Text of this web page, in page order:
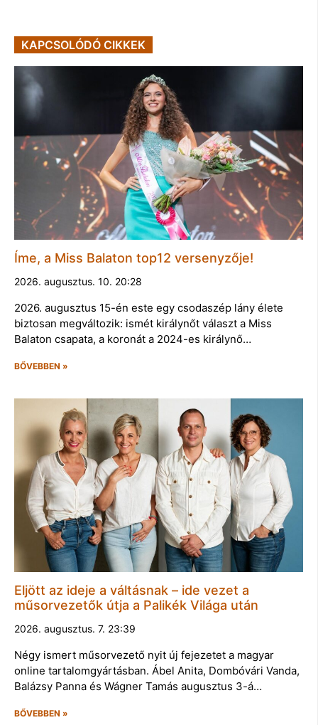
KAPCSOLÓDÓ CIKKEK
Íme, a Miss Balaton top12 versenyzője!
2026. augusztus. 10. 20:28
2026. augusztus 15-én este egy csodaszép lány élete
biztosan megváltozik: ismét királynőt választ a Miss
Balaton csapata, a koronát a 2024-es királynő…
BŐVEBBEN »
Eljött az ideje a váltásnak – ide vezet a
műsorvezetők útja a Palikék Világa után
2026. augusztus. 7. 23:39
Négy ismert műsorvezető nyit új fejezetet a magyar
online tartalomgyártásban. Ábel Anita, Dombóvári Vanda,
Balázsy Panna és Wágner Tamás augusztus 3-á…
BŐVEBBEN »